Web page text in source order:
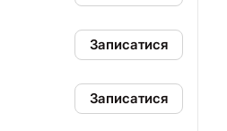
Записатися
Записатися